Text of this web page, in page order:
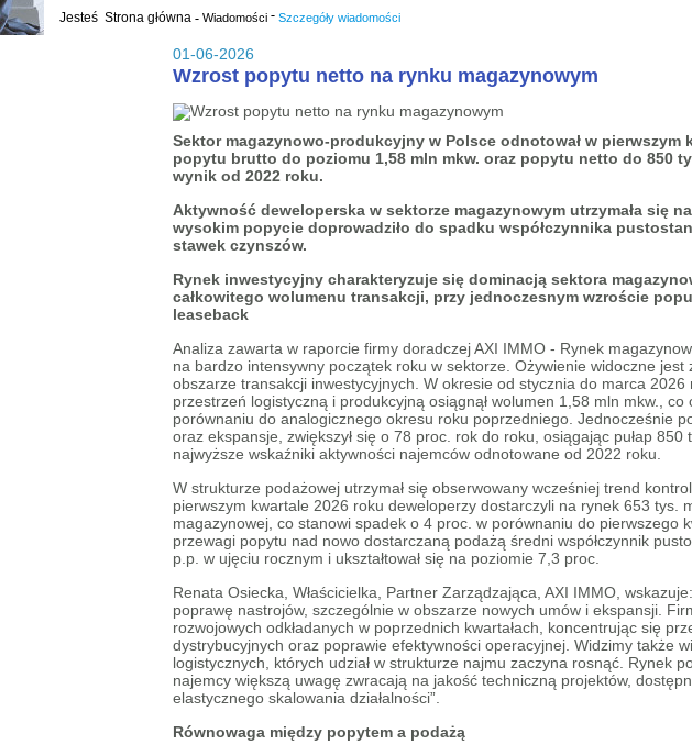
Jesteś Strona główna - Wiadomości - Szczegóły wiadomości
01-06-2026
Wzrost popytu netto na rynku magazynowym
Sektor magazynowo-produkcyjny w Polsce odnotował w pierwszym
popytu brutto do poziomu 1,58 mln mkw. oraz popytu netto do 850
wynik od 2022 roku.
Aktywność deweloperska w sektorze magazynowym utrzymała się
wysokim popycie doprowadziło do spadku współczynnika
stawek czynszów.
Rynek inwestycyjny charakteryzuje się dominacją sektora
całkowitego wolumenu transakcji, przy jednoczesnym wzroście
leaseback
Analiza zawarta w raporcie firmy doradczej AXI IMMO - Rynek
na bardzo intensywny początek roku w sektorze. Ożywienie widoczne
obszarze transakcji inwestycyjnych. W okresie od stycznia do marca
przestrzeń logistyczną i produkcyjną osiągnął wolumen 1,58 mln mkw.,
porównaniu do analogicznego okresu roku poprzedniego. Jednocześnie
oraz ekspansje, zwiększył się o 78 proc. rok do roku, osiągając pułap
najwyższe wskaźniki aktywności najemców odnotowane od 2022 roku.
W strukturze podażowej utrzymał się obserwowany wcześniej trend
pierwszym kwartale 2026 roku deweloperzy dostarczyli na rynek 653 tys.
magazynowej, co stanowi spadek o 4 proc. w porównaniu do pierwszego
przewagi popytu nad nowo dostarczaną podażą średni współczynnik
p.p. w ujęciu rocznym i ukształtował się na poziomie 7,3 proc.
Renata Osiecka, Właścicielka, Partner Zarządzająca, AXI IMMO,
poprawę nastrojów, szczególnie w obszarze nowych umów i ekspansji.
rozwojowych odkładanych w poprzednich kwartałach, koncentrując się
dystrybucyjnych oraz poprawie efektywności operacyjnej. Widzimy także
logistycznych, których udział w strukturze najmu zaczyna rosnąć. Rynek
najemcy większą uwagę zwracają na jakość techniczną projektów,
elastycznego skalowania działalności”.
Równowaga między popytem a podażą